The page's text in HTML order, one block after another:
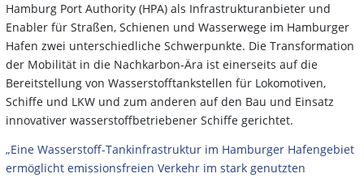
Hamburg Port Authority (HPA) als Infrastrukturanbieter und
Enabler für Straßen, Schienen und Wasserwege im Hamburger
Hafen zwei unterschiedliche Schwerpunkte. Die Transformation
der Mobilität in die Nachkarbon-Ära ist einerseits auf die
Bereitstellung von Wasserstofftankstellen für Lokomotiven,
Schiffe und LKW und zum anderen auf den Bau und Einsatz
innovativer wasserstoffbetriebener Schiffe gerichtet.
„Eine Wasserstoff-Tankinfrastruktur im Hamburger Hafengebiet
ermöglicht emissionsfreien Verkehr im stark genutzten